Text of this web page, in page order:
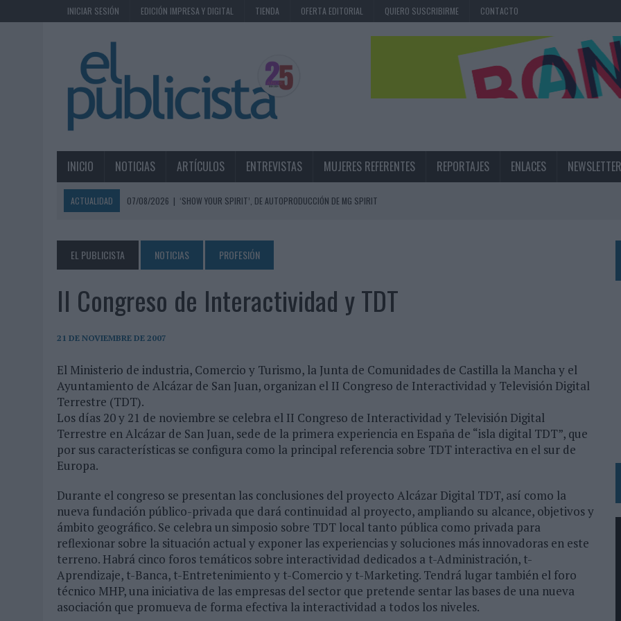
INICIAR SESIÓN EDICIÓN IMPRESA Y DIGITAL TIENDA OFERTA EDITORIAL QUIERO SUSCRIBIRME CONTACTO
INICIO NOTICIAS ARTÍCULOS ENTREVISTAS MUJERES REFERENTES REPORTAJES ENLACES NEWSLETTER
ACTUALIDAD 07/08/2026 | ‘SHOW YOUR SPIRIT’, DE AUTOPRODUCCIÓN DE MG SPIRIT
MAHOU REIVINDICA EL RITUAL DE LA CAÑA EN EL DÍA INTERNACIONAL DE LA CERVEZA
07/08/2026 | MG SPIRIT RELANZA SU MARCA CON UNA ESTRATEGIA 360º CENTRADA EN EL ORIGEN BARCELONÉS
07/08/2026
PATRÓN CONVIERTE EL NUEVO SINGLE DE ARÓN PIPER EN UNA EXPERIENCIA DE MARCA EN IBIZA
07/08/2026 | EL VERANO PONE A PRUEBA LA ESTRATEGIA DIGITAL DE LAS MARCAS
07/08/2026 | VUELING CONVIERTE LOS RECUERDOS EN SOUVENIRS CON IA
06/08/2026 | ‘LA VUELTA’, DE FENOMENAL PARA MÁLAGA CF
06/08/2026 | SIETE DE CADA DIEZ EMPRESAS ESPAÑOLAS NO INTEGRAN LA INFANCIA EN SU ESTRATEGIA
06/08/2026 |
LA TELEVISIÓN SIGUE LIDERANDO EL CONSUMO DE MEDIOS EN VERANO Y SUPERA AL MÓVIL COMO DISPOSITIVO MÁS UTILIZADO
06/08/2026 | EL USO DE LA IA GENERATIVA ALCANZA YA AL 62% DE LOS ESPAÑOLES
06/08/2026
06/08/2026 | FRIGO Y UNIQLO LANZAN UNA COLECCIÓN PERSONALIZABLE INSPIRADA EN CORNETTO, CALIPPO Y SOLERO
06/08/2026
LA IA ESTÁ SUBIENDO EL LISTÓN DE LA CREATIVIDAD
05/08/2026 | BEON WORLDWIDE LANZA RAÍZ URBANA PARA TRANSFORMAR EL PATRIMONIO HISTÓRICO EN ACTIVOS CULTURALES Y ECONÓMICOS
05/08/2026 | FABRA COMUNICACIÓN INCORPORA A CASONÁ Y ASUME LA GESTIÓN DE SUS RELACIONES CON LOS MEDIOS
05/08/2026 | LOPESAN HOTELS & RESORTS ACERCA EL PARAÍSO CANARIO EN SU ÚLTIMA CAMPAÑA INTERNACIONAL
05/08/2026 | LUIS ARQUILLOS (BURGO DE ARIAS): “LA CONSTRUCCIÓN DE MARCA A LARGO PLAZO Y LA MEDICIÓN SON DOS CARAS DE LA MISMA
EL PUBLICISTA NOTICIAS PROFESIÓN
II Congreso de Interactividad y TDT
21 DE NOVIEMBRE DE 2007
El Ministerio de industria, Comercio y Turismo, la Junta de Comunidades de Castilla la Mancha y el
Ayuntamiento de Alcázar de San Juan, organizan el II Congreso de Interactividad y Televisión Digital
Terrestre (TDT).
Los días 20 y 21 de noviembre se celebra el II Congreso de Interactividad y Televisión Digital
Terrestre en Alcázar de San Juan, sede de la primera experiencia en España de “isla digital TDT”, que
por sus características se configura como la principal referencia sobre TDT interactiva en el sur de
Europa.
Durante el congreso se presentan las conclusiones del proyecto Alcázar Digital TDT, así como la
nueva fundación público-privada que dará continuidad al proyecto, ampliando su alcance, objetivos y
ámbito geográfico. Se celebra un simposio sobre TDT local tanto pública como privada para
reflexionar sobre la situación actual y exponer las experiencias y soluciones más innovadoras en este
terreno. Habrá cinco foros temáticos sobre interactividad dedicados a t-Administración, t-
Aprendizaje, t-Banca, t-Entretenimiento y t-Comercio y t-Marketing. Tendrá lugar también el foro
técnico MHP, una iniciativa de las empresas del sector que pretende sentar las bases de una nueva
asociación que promueva de forma efectiva la interactividad a todos los niveles.